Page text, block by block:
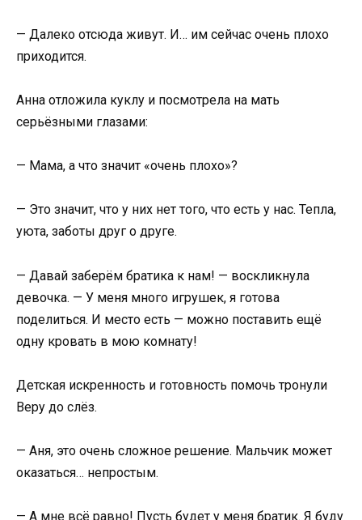
— Далеко отсюда живут. И… им сейчас очень плохо
приходится.
Анна отложила куклу и посмотрела на мать
серьёзными глазами:
— Мама, а что значит «очень плохо»?
— Это значит, что у них нет того, что есть у нас. Тепла,
уюта, заботы друг о друге.
— Давай заберём братика к нам! — воскликнула
девочка. — У меня много игрушек, я готова
поделиться. И место есть — можно поставить ещё
одну кровать в мою комнату!
Детская искренность и готовность помочь тронули
Веру до слёз.
— Аня, это очень сложное решение. Мальчик может
оказаться… непростым.
— А мне всё равно! Пусть будет у меня братик. Я буду